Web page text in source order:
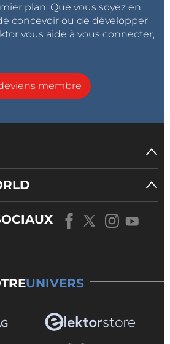
plan. Que vous soyez en
concevoir ou de développer
vous aide à vous connecter,
membre
UNIVERS